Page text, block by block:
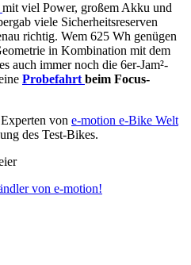
mit viel Power, großem Akku und
viele Sicherheitsreserven
richtig. Wem 625 Wh genügen
in Kombination mit dem
auch immer noch die 6er-Jam²-
Probefahrtbeim Focus-
von e-motion e-Bike Welt
des Test-Bikes.
von e-motion!